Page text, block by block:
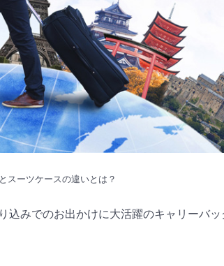
スーツケースの違いとは？
込みでのお出かけに大活躍のキャリーバッ